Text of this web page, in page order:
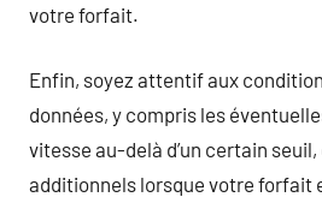
votre forfait.
Enfin, soyez attentif aux
données, y compris les
vitesse au-delà d’un certain
additionnels lorsque votre forfait